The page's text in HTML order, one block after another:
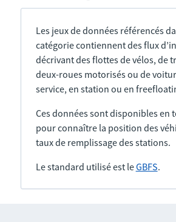
Les jeux de données référencés
catégorie contiennent des flux
décrivant des flottes de vélos, de
deux-roues motorisés ou de
service, en station ou en
Ces données sont disponibles en
pour connaître la position des
taux de remplissage des stations.
Le standard utilisé est leGBFS.